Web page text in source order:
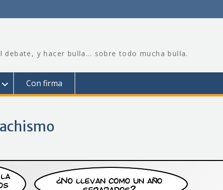
debate, y hacer bulla… sobre todo mucha bulla.
Con firma